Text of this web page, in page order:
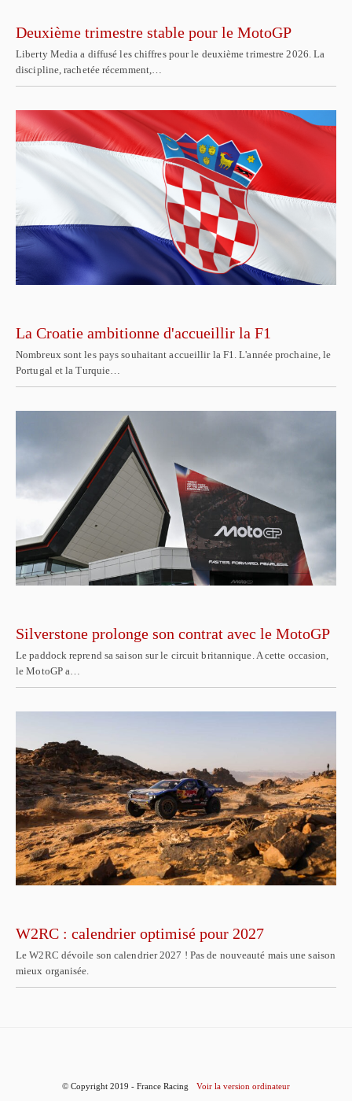
Deuxième trimestre stable pour le MotoGP
Liberty Media a diffusé les chiffres pour le deuxième trimestre 2026. La
discipline, rachetée récemment,…
La Croatie ambitionne d'accueillir la F1
Nombreux sont les pays souhaitant accueillir la F1. L'année prochaine, le
Portugal et la Turquie…
Silverstone prolonge son contrat avec le MotoGP
Le paddock reprend sa saison sur le circuit britannique. A cette occasion,
le MotoGP a…
W2RC : calendrier optimisé pour 2027
Le W2RC dévoile son calendrier 2027 ! Pas de nouveauté mais une saison
mieux organisée.
© Copyright 2019 - France Racing Voir la version ordinateur